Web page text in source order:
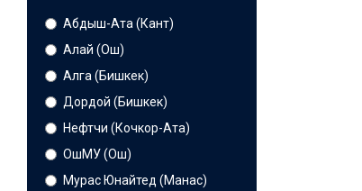
Абдыш-Ата (Кант)
Алай (Ош)
Алга (Бишкек)
Дордой (Бишкек)
Нефтчи (Кочкор-Ата)
ОшМУ (Ош)
Мурас Юнайтед (Манас)